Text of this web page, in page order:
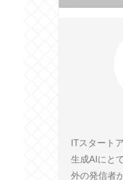
ITスタート
生成AIにと
外の発信者